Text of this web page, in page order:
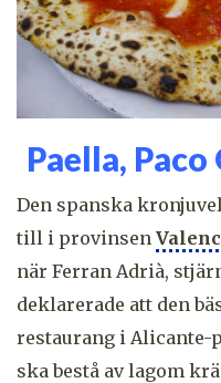
Paella,
Den spanska
till i provinsen
när Ferran Adrià,
deklarerade att den
restaurang i
ska bestå av lagom